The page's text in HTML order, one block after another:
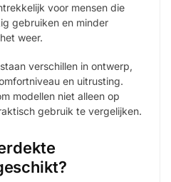
voor mensen die
gebruiken en minder
weer.
verschillen in ontwerp,
en uitrusting.
modellen niet alleen op
gebruik te vergelijken.